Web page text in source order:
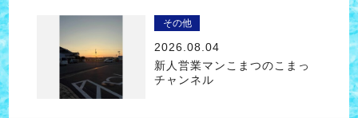
その他
2026.08.04
新人営業マンこまつのこまっ
チャンネル